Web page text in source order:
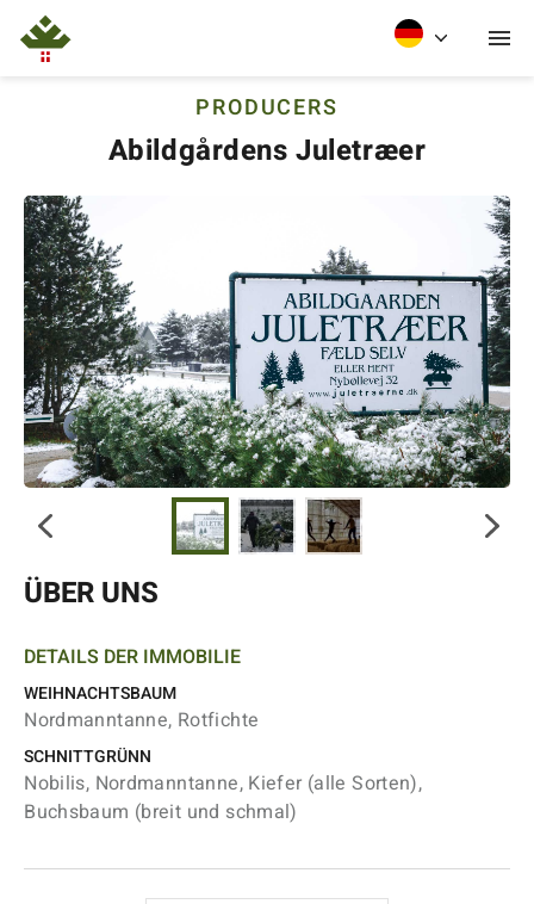
PRODUCERS
Abildgårdens Juletræer
ÜBER UNS
DETAILS DER IMMOBILIE
WEIHNACHTSBAUM
Nordmanntanne, Rotfichte
SCHNITTGRÜNN
Nobilis, Nordmanntanne, Kiefer (alle Sorten),
Buchsbaum (breit und schmal)